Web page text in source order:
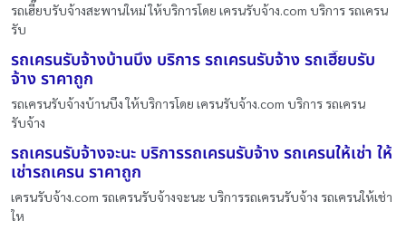
รถเฮี๊ยบรับจ้างสะพานใหม่ ให้บริการโดย เครนรับจ้าง.com บริการ รถเครน
รับ
รถเครนรับจ้างบ้านบึง บริการ รถเครนรับจ้าง รถเฮี๊ยบรับ
จ้าง ราคาถูก
รถเครนรับจ้างบ้านบึง ให้บริการโดย เครนรับจ้าง.com บริการ รถเครน
รับจ้าง
รถเครนรับจ้างจะนะ บริการรถเครนรับจ้าง รถเครนให้เช่า ให้
เช่ารถเครน ราคาถูก
เครนรับจ้าง.com รถเครนรับจ้างจะนะ บริการรถเครนรับจ้าง รถเครนให้เช่า
ให